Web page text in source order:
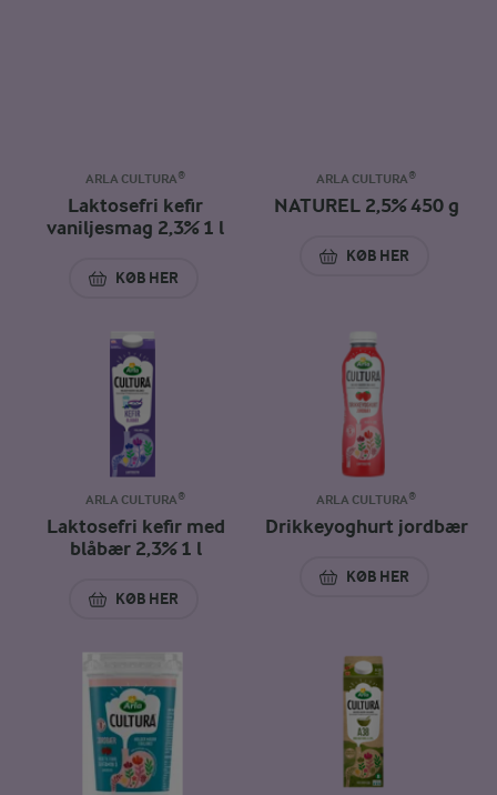
ARLA CULTURA®
Laktosefri kefir
vaniljesmag 2,3% 1 l
KØB HER
LAKTOSEFRI KEFIR VANILJESMAG 2,3% 1 L
ARLA CULTURA®
NATUREL 2,5% 450 g
KØB HER
NATUREL 2,5% 450
ARLA CULTURA®
Laktosefri kefir med
blåbær 2,3% 1 l
KØB HER
LAKTOSEFRI KEFIR MED BLÅBÆR 2,3% 1 L
ARLA CULTURA®
Drikkeyoghurt jordbær
KØB HER
DRIKKEYOGHURT